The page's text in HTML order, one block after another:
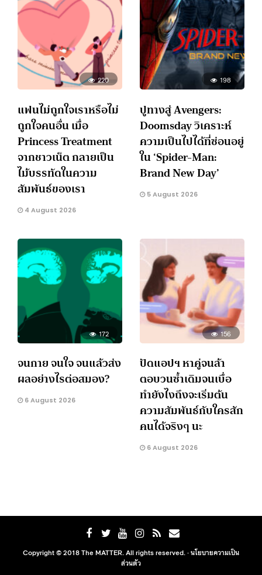
220
แฟนไม่ถูกใจเราหรือไม่
ถูกใจคนอื่น เมื่อ
Princess Treatment
จากชาวเน็ต กลายเป็น
ไม้บรรทัดในความ
สัมพันธ์ของเรา
4 August 2026
198
ปูทางสู่ Avengers:
Doomsday วิเคราะห์
ความเป็นไปได้ที่ซ่อนอยู่
ใน ‘Spider-Man:
Brand New Day’
5 August 2026
172
จนกาย จนใจ จนแล้วส่ง
ผลอย่างไรต่อสมอง?
6 August 2026
156
ปัดแอปฯ หาคู่จนล้า
ตอบวนซ้ำเดิมจนเบื่อ
ทำยังไงถึงจะเริ่มต้น
ความสัมพันธ์กับใครสัก
คนได้จริงๆ นะ
6 August 2026
Copyright © 2018 The MATTER. All rights reserved. ·นโยบายความเป็น
ส่วนตัว